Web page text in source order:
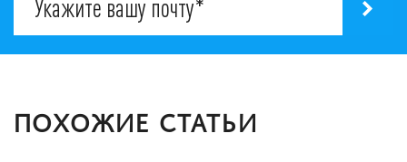
ПОХОЖИЕ СТАТЬИ